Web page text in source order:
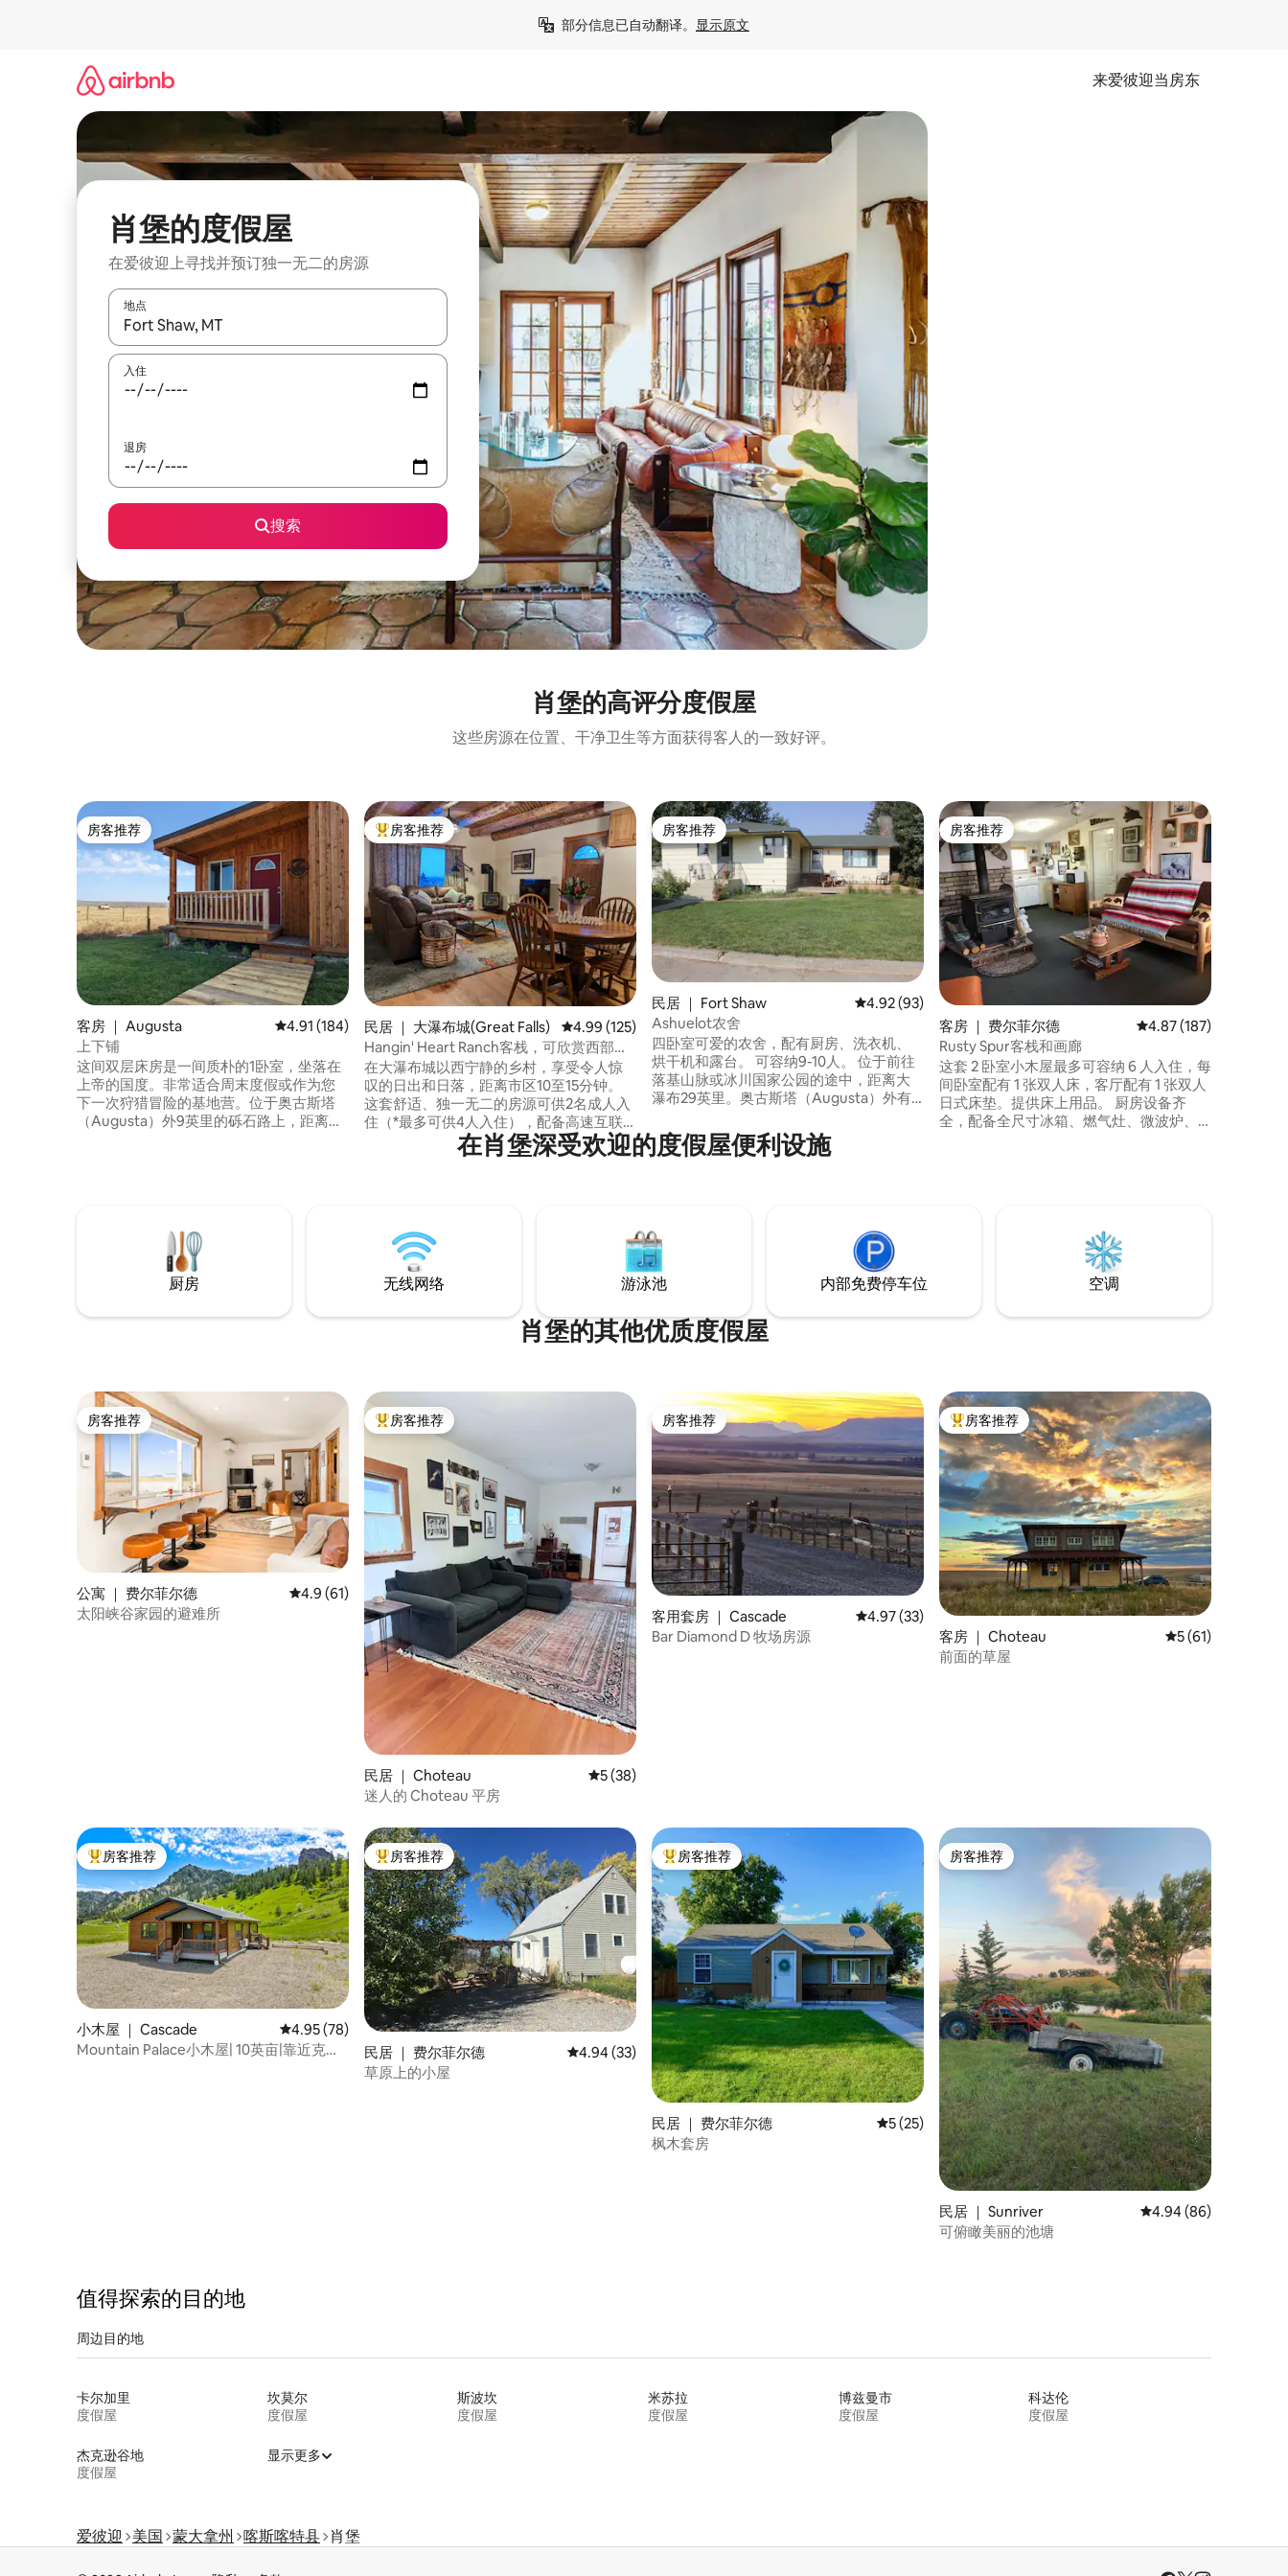
部分信息已自动翻译。 显示原文
来爱彼迎当房东
肖堡的度假屋
在爱彼迎上寻找并预订独一无二的房源
地点
如有搜索结果，请使用上下方向键查看，或通过点击或滑动手势浏览。
入住
退房
搜索
肖堡的高评分度假屋
这些房源在位置、干净卫生等方面获得客人的一致好评。
房客推荐
房客推荐
客房 ｜ Augusta 平均评分 4.91 分（满分 5 分），共 184 条评价
4.91 (184)
上下铺
这间双层床房是一间质朴的1卧室，坐落在
上帝的国度。非常适合周末度假或作为您
下一次狩猎冒险的基地营。位于奥古斯塔
（Augusta）外9英里的砾石路上，距离威
热门「房客推荐」
房客推荐
民居 ｜ 大瀑布城(Great Falls) 平均评分 4.99 分（满分 5 分），共 125 条评价
4.99 (125)
Hangin' Heart Ranch客栈，可欣赏西部日
落
在大瀑布城以西宁静的乡村，享受令人惊
叹的日出和日落，距离市区10至15分钟。
这套舒适、独一无二的房源可供2名成人入
住（*最多可供4人入住），配备高速互联
网、小型工作区、高清电视、设备齐全的
厨房和前置洗衣机/烘干机。 最重要的是，
房客推荐
房客推荐
民居 ｜ Fort Shaw 平均评分 4.92 分（满分 5 分），共 93 条评价
4.92 (93)
Ashuelot农舍
四卧室可爱的农舍，配有厨房、洗衣机、
烘干机和露台。 可容纳9-10人。 位于前往
落基山脉或冰川国家公园的途中，距离大
瀑布29英里。奥古斯塔（Augusta）外有
卧室和2间带沙发的客厅。一年中的大部分
时间都可以看到野生动物。 如果您想狩
房客推荐
房客推荐
客房 ｜ 费尔菲尔德 平均评分 4.87 分（满
4.87 (187)
Rusty Spur客栈和画廊
这套 2 卧室小木屋最多可容纳 6 人入住，每
间卧室配有 1 张双人床，客厅配有 1 张双人
日式床垫。提供床上用品。 厨房设备齐
全，配备全尺寸冰箱、燃气灶、微波炉、
在肖堡深受欢迎的度假屋便利设施
厨房 无线网络 游泳池 内部免费停车位 空调
肖堡的其他优质度假屋
房客推荐
房客推荐
公寓 ｜ 费尔菲尔德 平均评分 4.9 分（满分 5 分），共 61 条评价
4.9 (61)
太阳峡谷家园的避难所
热门「房客推荐」
房客推荐
民居 ｜ Choteau 平均评分 5 分（满分 5 分），共 38 条评价
5 (38)
迷人的 Choteau 平房
房客推荐
房客推荐
客用套房 ｜ Cascade 平均评分 4.97 分（满分 5 分），共 33 条评价
4.97 (33)
Bar Diamond D 牧场房源
热门「房客推荐」
房客推荐
客房 ｜ Choteau 平均评分 5 分（满
5 (61)
前面的草屋
热门「房客推荐」
房客推荐
小木屋 ｜ Cascade 平均评分 4.95 分（满分 5 分），共 78 条评价
4.95 (78)
Mountain Palace小木屋| 10英亩|靠近克雷
热门「房客推荐」
房客推荐
民居 ｜ 费尔菲尔德 平均评分 4.94 分（满分 5 分），共 33 条评价
4.94 (33)
草原上的小屋
热门「房客推荐」
房客推荐
民居 ｜ 费尔菲尔德 平均评分 5 分（满分 5 分），共 25 条评价
5 (25)
枫木套房
房客推荐
房客推荐
民居 ｜ Sunriver 平均评分 4.94 分（满
4.94 (86)
可俯瞰美丽的池塘
值得探索的目的地
周边目的地
卡尔加里
度假屋
坎莫尔
度假屋
斯波坎
度假屋
米苏拉
度假屋
博兹曼市
度假屋
科达伦
度假屋
杰克逊谷地
度假屋
显示更多
爱彼迎 美国 蒙大拿州 喀斯喀特县 肖堡